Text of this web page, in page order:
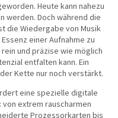
Heute kann nahezu
werden. Doch während die
die Wiedergabe von Musik
einer Aufnahme zu
und präzise wie möglich
entfalten kann. Ein
Kette nur noch verstärkt.
eine spezielle digitale
extrem rauscharmen
Prozessorkarten bis